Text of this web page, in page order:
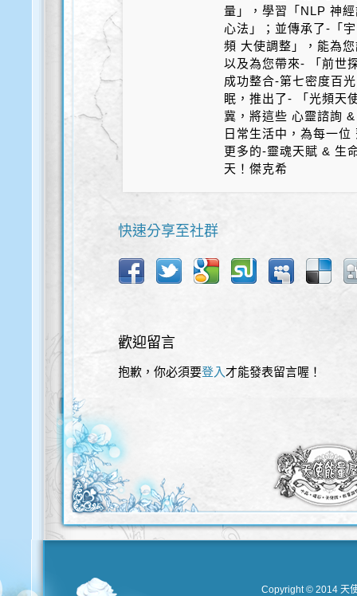
量」，學習「NLP 神
心法」；並傳承了-「
頻 大使調整」，能為
以及為您帶來- 「前世
成功整合-第七密度百
眠，推出了- 「光頻天
冀，將這些 心靈諮詢
日常生活中，為每一
更多的-靈魂天賦 & 生
天！傑克希
快速分享至社群
歡迎留言
抱歉，你必須要登入 才能發表留言喔！
Copyright © 2014 天